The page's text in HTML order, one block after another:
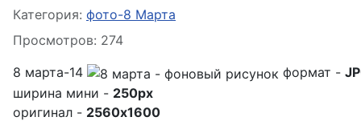
Информация о материале
Категория: фото-8 Марта
Просмотров: 274
8 марта-14
формат -
ширина мини - 250px
оригинал - 2560x1600